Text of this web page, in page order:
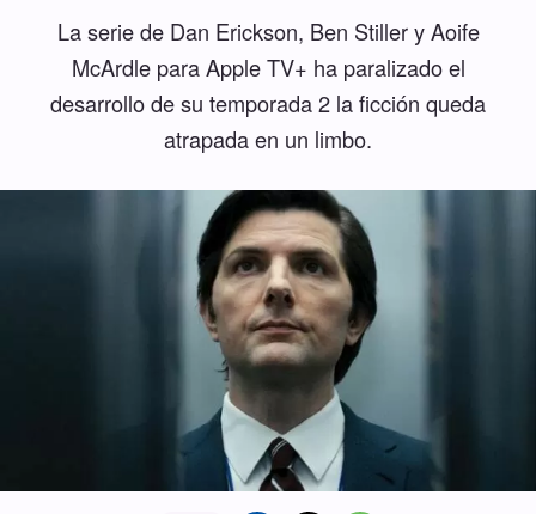
La serie de Dan Erickson, Ben Stiller y Aoife
McArdle para Apple TV+ ha paralizado el
desarrollo de su temporada 2 la ficción queda
atrapada en un limbo.